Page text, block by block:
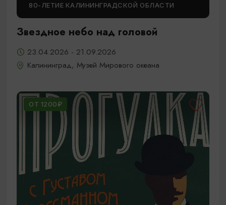
80-ЛЕТИЕ КАЛИНИНГРАДСКОЙ ОБЛАСТИ
Звездное небо над головой
23.04.2026 - 21.09.2026
Калининград, Музей Мирового океана
ОТ 1200₽